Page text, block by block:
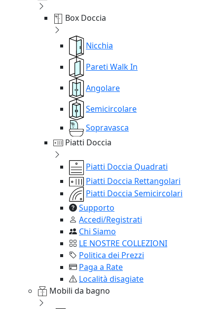
Box Doccia
Nicchia
Pareti Walk In
Angolare
Semicircolare
Sopravasca
Piatti Doccia
Piatti Doccia Quadrati
Piatti Doccia Rettangolari
Piatti Doccia Semicircolari
Supporto
Accedi/Registrati
Chi Siamo
LE NOSTRE COLLEZIONI
Politica dei Prezzi
Paga a Rate
Località disagiate
Mobili da bagno